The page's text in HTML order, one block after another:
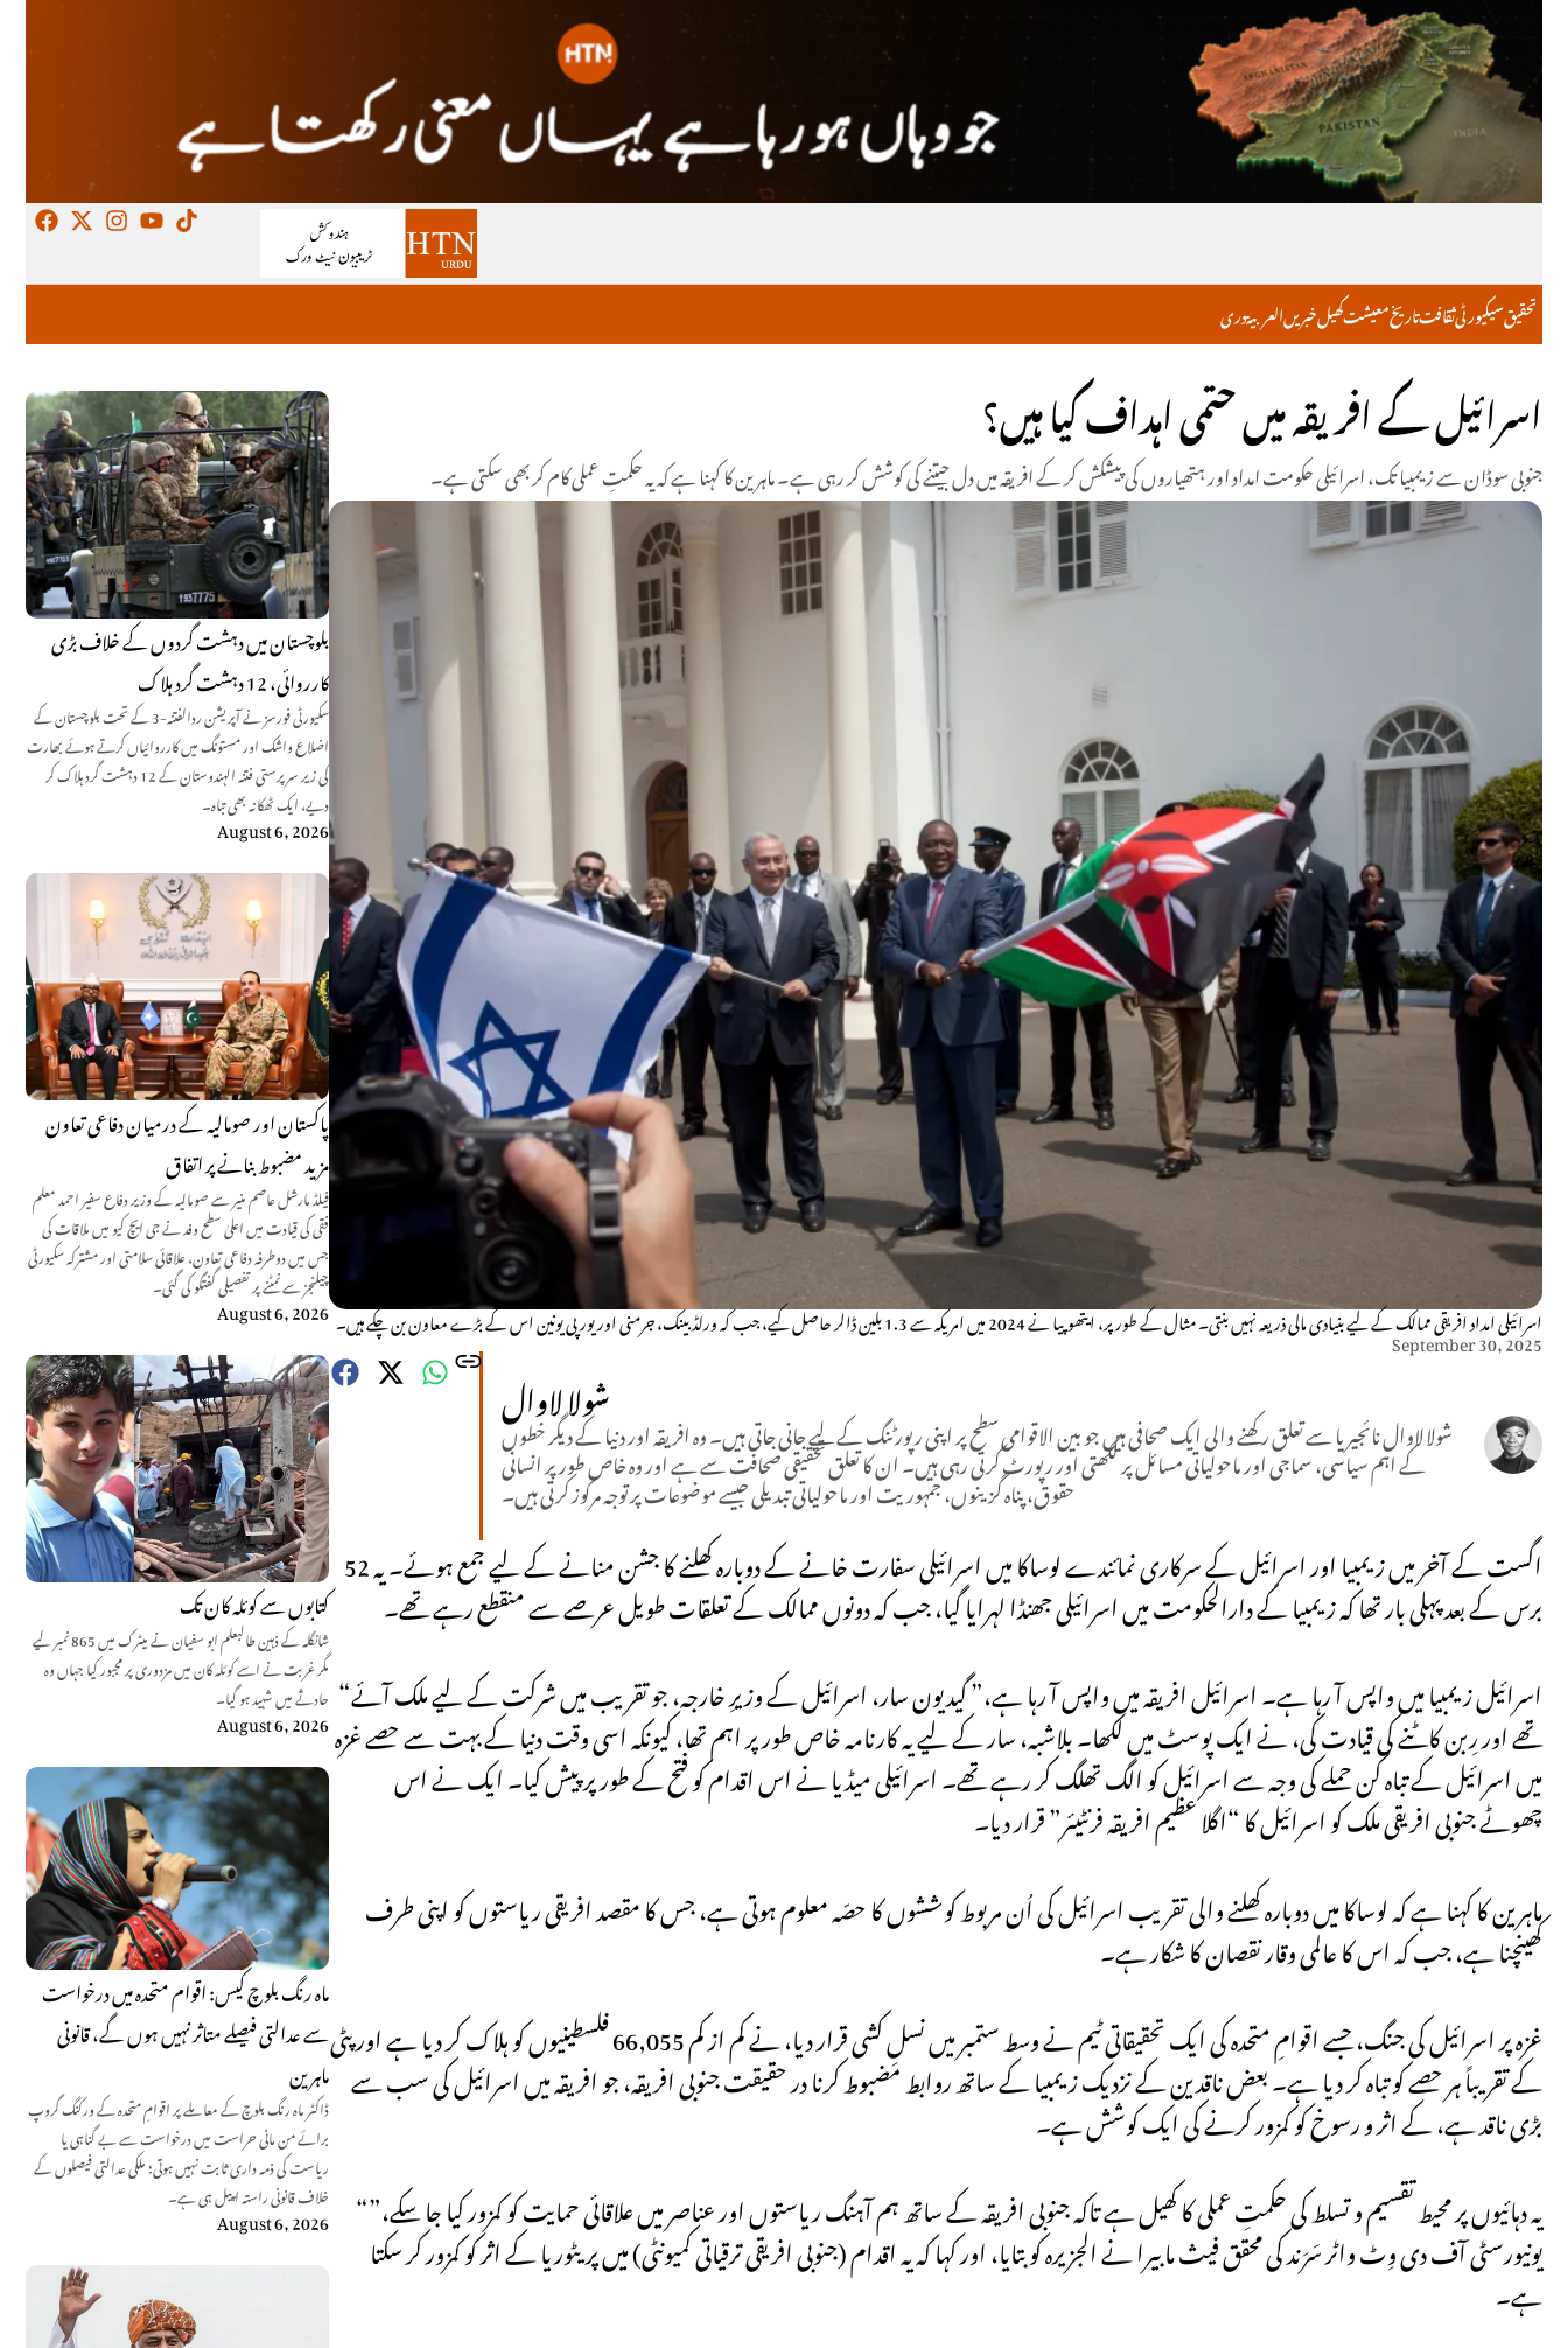
خبریںکھیلمعیشتتاریخثقافتسیکیورٹیتحقیق دریالعربية
بلوچستان میں دہشت گردوں کے خلاف بڑی
کارروائی، 12 دہشت گرد ہلاک
سکیورٹی فورسز نے آپریشن ردالفتنہ-3 کے تحت بلوچستان کے
اضلاع واشک اور مستونگ میں کارروائیاں کرتے ہوئے بھارت
کی زیر سرپرستی فتنہ الہندوستان کے 12 دہشت گرد ہلاک کر
دیے، ایک ٹھکانہ بھی تباہ۔
August 6, 2026
پاکستان اور صومالیہ کے درمیان دفاعی تعاون
مزید مضبوط بنانے پر اتفاق
فیلڈ مارشل عاصم منیر سے صومالیہ کے وزیر دفاع سفیر احمد معلم
فقی کی قیادت میں اعلیٰ سطح وفد نے جی ایچ کیو میں ملاقات کی
جس میں دوطرفہ دفاعی تعاون، علاقائی سلامتی اور مشترکہ سکیورٹی
چیلنجز سے نمٹنے پر تفصیلی گفتگو کی گئی۔
August 6, 2026
کتابوں سے کوئلہ کان تک
شانگلہ کے ذہین طالبعلم ابو سفیان نے میٹرک میں 865 نمبر لیے
مگر غربت نے اسے کوئلہ کان میں مزدوری پر مجبور کیا جہاں وہ
حادثے میں شہید ہو گیا۔
August 6, 2026
ماہ رنگ بلوچ کیس: اقوام متحدہ میں درخواست
سے عدالتی فیصلے متاثر نہیں ہوں گے، قانونی
ماہرین
ڈاکٹر ماہ رنگ بلوچ کے معاملے پر اقوامِ متحدہ کے ورکنگ گروپ
برائے من مانی حراست میں درخواست سے بے گناہی یا
ریاست کی ذمہ داری ثابت نہیں ہوتی؛ ملکی عدالتی فیصلوں کے
خلاف قانونی راستہ اپیل ہی ہے۔
August 6, 2026
اسرائیل کے افریقہ میں حتمی اہداف کیا ہیں؟
جنوبی سوڈان سے زیمبیا تک، اسرائیلی حکومت امداد اور ہتھیاروں کی پیشکش کر کے افریقہ میں دل جیتنے کی کوشش کر رہی ہے۔ ماہرین کا کہنا ہے کہ یہ حکمتِ عملی کام کر بھی سکتی ہے۔
اسرائیلی امداد افریقی ممالک کے لیے بنیادی مالی ذریعہ نہیں بنتی۔ مثال کے طور پر، ایتھوپیا نے 2024 میں امریکہ سے 1.3 بلین ڈالر حاصل کیے، جب کہ ورلڈ بینک، جرمنی اور یورپی یونین اس کے بڑے معاون بن چکے ہیں۔
September 30, 2025
شولا لاوال
شولا لاوال نائجیریا سے تعلق رکھنے والی ایک صحافی ہیں جو بین الاقوامی سطح پر اپنی رپورٹنگ کے لیے جانی جاتی ہیں۔ وہ افریقہ اور دنیا کے دیگر خطوں
کے اہم سیاسی، سماجی اور ماحولیاتی مسائل پر لکھتی اور رپورٹ کرتی رہی ہیں۔ ان کا تعلق تحقیقی صحافت سے ہے اور وہ خاص طور پر انسانی
حقوق، پناہ گزینوں، جمہوریت اور ماحولیاتی تبدیلی جیسے موضوعات پر توجہ مرکوز کرتی ہیں۔
اگست کے آخر میں زیمبیا اور اسرائیل کے سرکاری نمائندے لوساکا میں اسرائیلی سفارت خانے کے دوبارہ کھلنے کا جشن منانے کے لیے جمع ہوئے۔ یہ 52
برس کے بعد پہلی بار تھا کہ زیمبیا کے دارالحکومت میں اسرائیلی جھنڈا لہرایا گیا، جب کہ دونوں ممالک کے تعلقات طویل عرصے سے منقطع رہے تھے۔
“اسرائیل زیمبیا میں واپس آ رہا ہے۔ اسرائیل افریقہ میں واپس آ رہا ہے،” گیدیون سار، اسرائیل کے وزیرِ خارجہ، جو تقریب میں شرکت کے لیے ملک آئے
تھے اور رِبن کاٹنے کی قیادت کی، نے ایک پوسٹ میں لکھا۔ بلاشبہ، سار کے لیے یہ کارنامہ خاص طور پر اہم تھا، کیونکہ اسی وقت دنیا کے بہت سے حصے غزہ
میں اسرائیل کے تباہ کن حملے کی وجہ سے اسرائیل کو الگ تھلگ کر رہے تھے۔ اسرائیلی میڈیا نے اس اقدام کو فتح کے طور پر پیش کیا۔ ایک نے اس
چھوٹے جنوبی افریقی ملک کو اسرائیل کا “اگلا عظیم افریقہ فرنٹیئر” قرار دیا۔
ماہرین کا کہنا ہے کہ لوساکا میں دوبارہ کھلنے والی تقریب اسرائیل کی اُن مربوط کوششوں کا حصّہ معلوم ہوتی ہے، جس کا مقصد افریقی ریاستوں کو اپنی طرف
کھینچنا ہے، جب کہ اس کا عالمی وقار نقصان کا شکار ہے۔
غزہ پر اسرائیل کی جنگ، جسے اقوامِ متحدہ کی ایک تحقیقاتی ٹیم نے وسط ستمبر میں نسلِ کشی قرار دیا، نے کم از کم 66,055 فلسطینیوں کو ہلاک کر دیا ہے اور پٹی
کے تقریباً ہر حصے کو تباہ کر دیا ہے۔ بعض ناقدین کے نزدیک زیمبیا کے ساتھ روابط مضبوط کرنا در حقیقت جنوبی افریقہ، جو افریقہ میں اسرائیل کی سب سے
بڑی ناقد ہے، کے اثر و رسوخ کو کمزور کرنے کی ایک کوشش ہے۔
“یہ دہائیوں پر محیط تقسیم و تسلط کی حکمتِ عملی کا کھیل ہے تاکہ جنوبی افریقہ کے ساتھ ہم آہنگ ریاستوں اور عناصر میں علاقائی حمایت کو کمزور کیا جا سکے،”
یونیورسٹی آف دی وِٹ واٹر سَرَند کی محقق فیث مابیرا نے الجزیرہ کو بتایا، اور کہا کہ یہ اقدام (جنوبی افریقی ترقیاتی کمیونٹی) میں پریٹوریا کے اثر کو کمزور کر سکتا
ہے۔